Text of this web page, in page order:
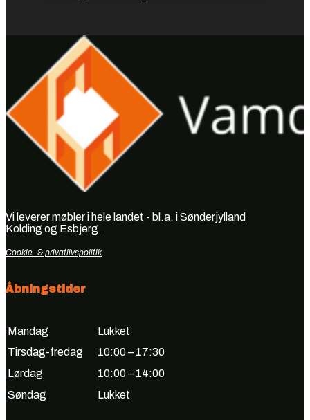
Vi leverer møbler i hele landet - bl.a. i Sønderjylland
Kolding og Esbjerg.
Cookie- & privatlivspolitik
Åbningstider
Mandag
Lukket
Tirsdag-fredag
10:00 – 17:30
Lørdag
10:00 – 14:00
Søndag
Lukket